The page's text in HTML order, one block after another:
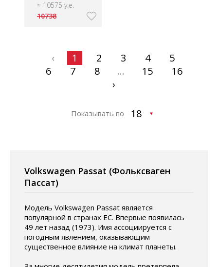
≈ 10575 у.е.
10738
‹ 1 2 3 4
5
6
7 8 ... 15
16
›
Показывать по
Volkswagen Passat (Фольксваген
Пассат)
Модель Volkswagen Passat является
популярной в странах ЕС. Впервые появилась
49 лет назад (1973). Имя ассоциируется с
погодным явлением, оказывающим
существенное влияние на климат планеты.